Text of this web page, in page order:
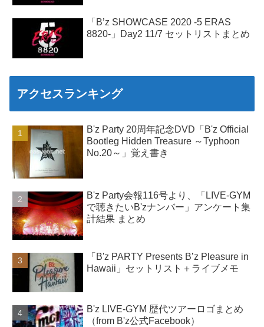
「B’z SHOWCASE 2020 -5 ERAS
8820-」Day2 11/7 セットリストまとめ
アクセスランキング
B'z Party 20周年記念DVD「B'z Official
Bootleg Hidden Treasure ～Typhoon
No.20～」覚え書き
B'z Party会報116号より、「LIVE-GYM
で聴きたいB'zナンバー」アンケート集
計結果 まとめ
「B'z PARTY Presents B’z Pleasure in
Hawaii」セットリスト＋ライブメモ
B'z LIVE-GYM 歴代ツアーロゴまとめ
（from B'z公式Facebook）